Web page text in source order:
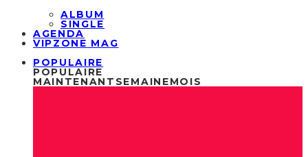
ALBUM
SINGLE
AGENDA
VIPZONE MAG
POPULAIRE
POPULAIRE
MAINTENANT SEMAINEMOIS